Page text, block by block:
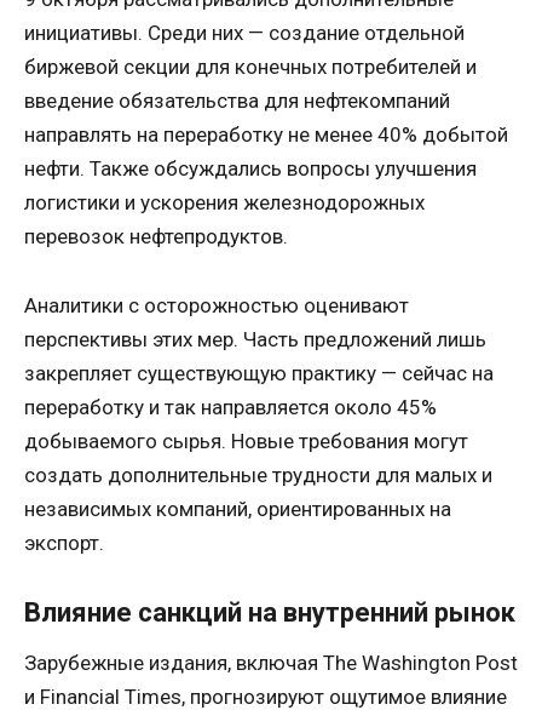
инициативы. Среди них — создание отдельной
биржевой секции для конечных потребителей и
введение обязательства для нефтекомпаний
направлять на переработку не менее 40% добытой
нефти. Также обсуждались вопросы улучшения
логистики и ускорения железнодорожных
перевозок нефтепродуктов.
Аналитики с осторожностью оценивают
перспективы этих мер. Часть предложений лишь
закрепляет существующую практику — сейчас на
переработку и так направляется около 45%
добываемого сырья. Новые требования могут
создать дополнительные трудности для малых и
независимых компаний, ориентированных на
экспорт.
Влияние санкций на внутренний рынок
Зарубежные издания, включая The Washington Post
и Financial Times, прогнозируют ощутимое влияние